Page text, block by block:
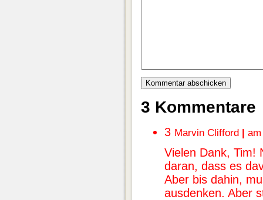
3 Kommentare
3 Marvin Clifford |
Vielen Dank, Tim!
daran, dass es
Aber bis dahin,
ausdenken. Aber